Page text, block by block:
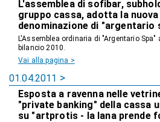
L'assemblea di sofibar,
gruppo cassa, adotta la nuova
denominazione di "argentario
L'Assemblea ordinaria di "Argentario Spa"
bilancio 2010.
Vai alla pagina >
01.04.2011
Esposta a ravenna nelle
"private banking" della cassa
su "artprotis - la lana prende